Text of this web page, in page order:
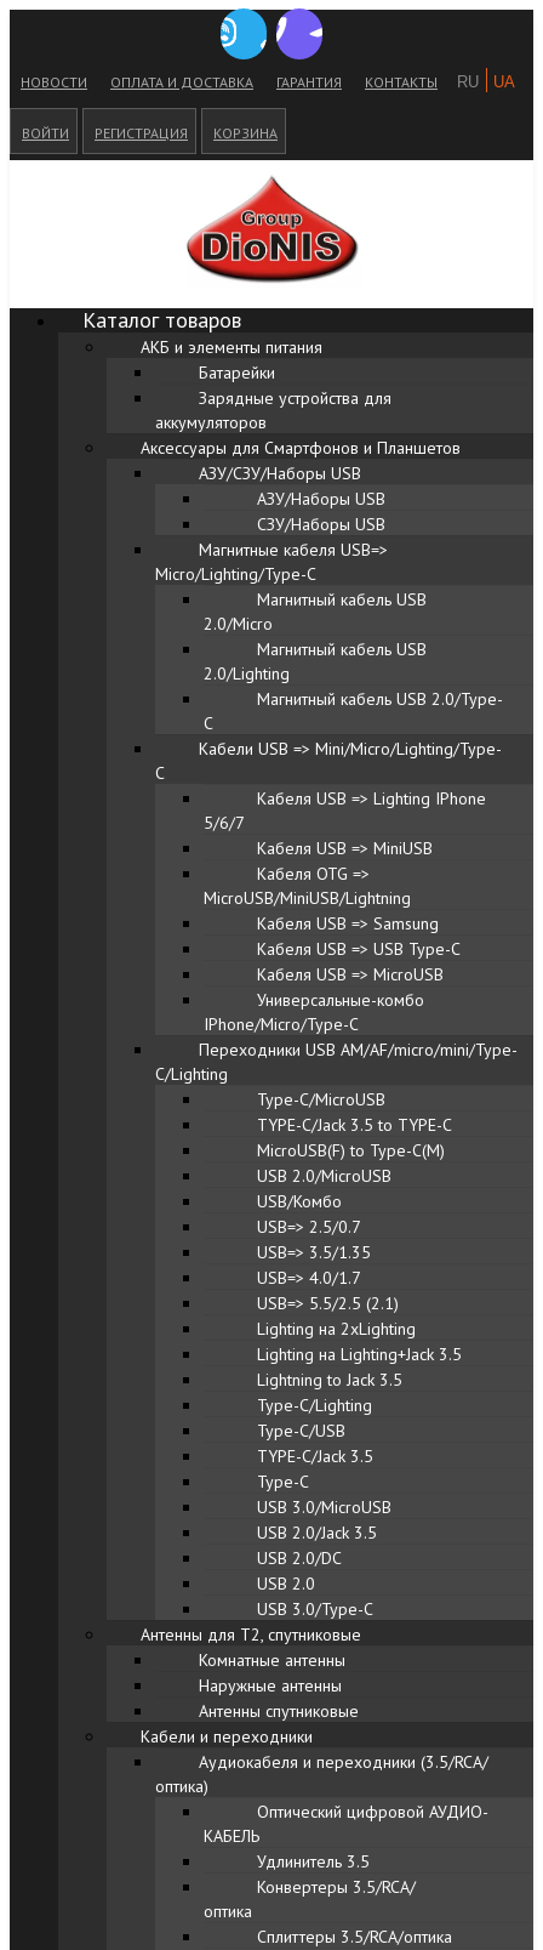
НОВОСТИ ОПЛАТА И ДОСТАВКА ГАРАНТИЯ КОНТАКТЫ
ВОЙТИ РЕГИСТРАЦИЯ КОРЗИНА
Каталог товаров
АКБ и элементы питания
Батарейки
Зарядные устройства для
аккумуляторов
Аксессуары для Смартфонов и Планшетов
АЗУ/СЗУ/Наборы USB
АЗУ/Наборы USB
СЗУ/Наборы USB
Магнитные кабеля USB=>
Micro/Lighting/Type-C
Магнитный кабель USB
2.0/Micro
Магнитный кабель USB
2.0/Lighting
Магнитный кабель USB 2.0/Type-
C
Кабели USB => Mini/Micro/Lighting/Type-
C
Кабеля USB => Lighting IPhone
5/6/7
Кабеля USB => MiniUSB
Кабеля OTG =>
MicroUSB/MiniUSB/Lightning
Кабеля USB => Samsung
Кабеля USB => USB Type-C
Кабеля USB => MicroUSB
Универсальные-комбо
IPhone/Micro/Type-C
Переходники USB AM/AF/micro/mini/Type-
C/Lighting
Type-C/MicroUSB
TYPE-C/Jack 3.5 to TYPE-C
MicroUSB(F) to Type-C(M)
USB 2.0/MicroUSB
USB/Комбо
USB=> 2.5/0.7
USB=> 3.5/1.35
USB=> 4.0/1.7
USB=> 5.5/2.5 (2.1)
Lighting на 2хLighting
Lighting на Lighting+Jack 3.5
Lightning to Jack 3.5
Type-C/Lighting
Type-C/USB
TYPE-C/Jack 3.5
Type-C
USB 3.0/MicroUSB
USB 2.0/Jack 3.5
USB 2.0/DC
USB 2.0
USB 3.0/Type-C
Антенны для Т2, спутниковые
Комнатные антенны
Наружные антенны
Антенны спутниковые
Кабели и переходники
Аудиокабеля и переходники (3.5/RCA/
оптика)
Оптический цифровой АУДИО-
КАБЕЛЬ
Удлинитель 3.5
Конвертеры 3.5/RCA/
оптика
Сплиттеры 3.5/RCA/оптика